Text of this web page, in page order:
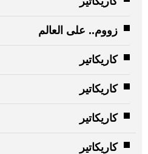
زووم.. على العالم
كاريكاتير
كاريكاتير
كاريكاتير
كاريكاتير